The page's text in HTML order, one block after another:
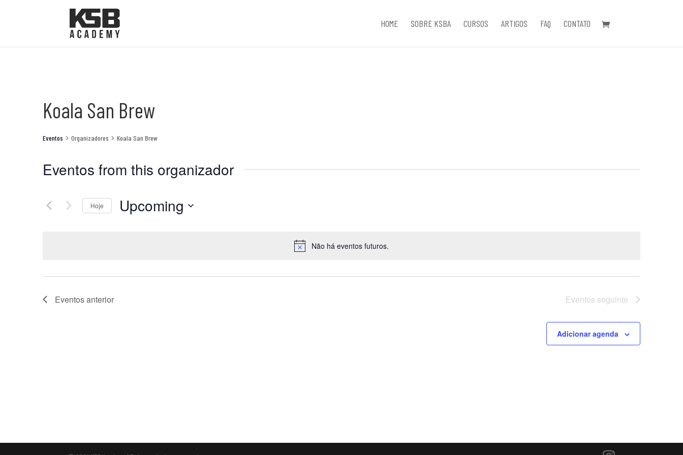
HOME SOBRE KSBA CURSOS ARTIGOS FAQ CONTATO
Não há eventos futuros.
Koala San Brew
Eventos Organizadores Koala San Brew
Eventos from this organizador
Hoje Upcoming
Eventosanterior Eventos seguinte
Adicionar agenda